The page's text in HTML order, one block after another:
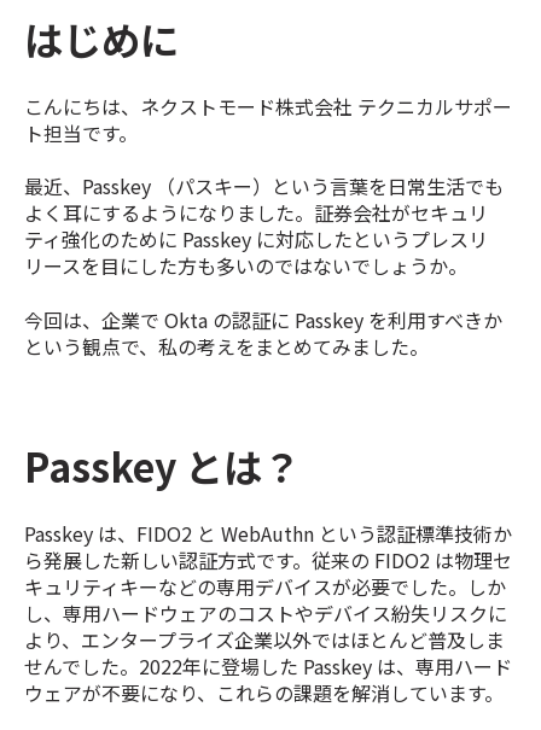
はじめに
こんにちは、ネクストモード株式会社 テクニカルサポー
ト担当です。
最近、Passkey （パスキー）という言葉を日常生活でも
よく耳にするようになりました。証券会社がセキュリ
ティ強化のために Passkey に対応したというプレスリ
リースを目にした方も多いのではないでしょうか。
今回は、企業で Okta の認証に Passkey を利用すべきか
という観点で、私の考えをまとめてみました。
Passkey とは？
Passkey は、FIDO2 と WebAuthn という認証標準技術か
ら発展した新しい認証方式です。従来の FIDO2 は物理セ
キュリティキーなどの専用デバイスが必要でした。しか
し、専用ハードウェアのコストやデバイス紛失リスクに
より、エンタープライズ企業以外ではほとんど普及しま
せんでした。2022年に登場した Passkey は、専用ハード
ウェアが不要になり、これらの課題を解消しています。